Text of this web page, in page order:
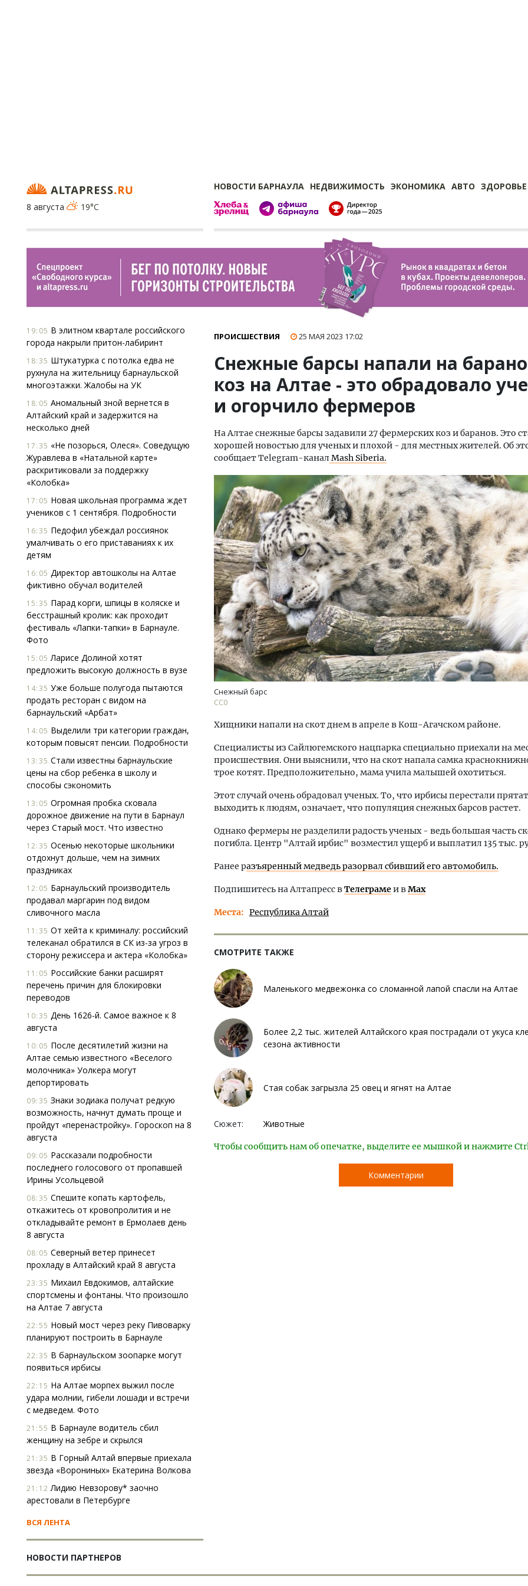
НОВОСТИ БАРНАУЛА НЕДВИЖИМОСТЬ ЭКОНОМИКА АВТО ЗДОРОВЬЕ
8 августа
19°C
19:05 В элитном квартале российского
города накрыли притон-лабиринт
18:35 Штукатурка с потолка едва не
рухнула на жительницу барнаульской
многоэтажки. Жалобы на УК
18:05 Аномальный зной вернется в
Алтайский край и задержится на
несколько дней
17:35 «Не позорься, Олеся». Соведущую
Журавлева в «Натальной карте»
раскритиковали за поддержку
«Колобка»
17:05 Новая школьная программа ждет
учеников с 1 сентября. Подробности
16:35 Педофил убеждал россиянок
умалчивать о его приставаниях к их
детям
16:05 Директор автошколы на Алтае
фиктивно обучал водителей
15:35 Парад корги, шпицы в коляске и
бесстрашный кролик: как проходит
фестиваль «Лапки-тапки» в Барнауле.
Фото
15:05 Ларисе Долиной хотят
предложить высокую должность в вузе
14:35 Уже больше полугода пытаются
продать ресторан с видом на
барнаульский «Арбат»
14:05 Выделили три категории граждан,
которым повысят пенсии. Подробности
13:35 Стали известны барнаульские
цены на сбор ребенка в школу и
способы сэкономить
13:05 Огромная пробка сковала
дорожное движение на пути в Барнаул
через Старый мост. Что известно
12:35 Осенью некоторые школьники
отдохнут дольше, чем на зимних
праздниках
12:05 Барнаульский производитель
продавал маргарин под видом
сливочного масла
11:35 От хейта к криминалу: российский
телеканал обратился в СК из-за угроз в
сторону режиссера и актера «Колобка»
11:05 Российские банки расширят
перечень причин для блокировки
переводов
10:35 День 1626-й. Самое важное к 8
августа
10:05 После десятилетий жизни на
Алтае семью известного «Веселого
молочника» Уолкера могут
депортировать
09:35 Знаки зодиака получат редкую
возможность, начнут думать проще и
пройдут «перенастройку». Гороскоп на 8
августа
09:05 Рассказали подробности
последнего голосового от пропавшей
Ирины Усольцевой
08:35 Спешите копать картофель,
откажитесь от кровопролития и не
откладывайте ремонт в Ермолаев день
8 августа
08:05 Северный ветер принесет
прохладу в Алтайский край 8 августа
23:35 Михаил Евдокимов, алтайские
спортсмены и фонтаны. Что произошло
на Алтае 7 августа
22:55 Новый мост через реку Пивоварку
планируют построить в Барнауле
22:35 В барнаульском зоопарке могут
появиться ирбисы
22:15 На Алтае морпех выжил после
удара молнии, гибели лошади и встречи
с медведем. Фото
21:55 В Барнауле водитель сбил
женщину на зебре и скрылся
21:35 В Горный Алтай впервые приехала
звезда «Ворониных» Екатерина Волкова
21:12 Лидию Невзорову* заочно
арестовали в Петербурге
ВСЯ ЛЕНТА
НОВОСТИ ПАРТНЕРОВ
ПРОИСШЕСТВИЯ 25 МАЯ 2023 17:02
Снежные барсы напали на
коз на Алтае - это обрадовало
и огорчило фермеров
На Алтае снежные барсы задавили 27 фермерских коз и баранов. Это
хорошей новостью для ученых и плохой - для местных жителей. Об
сообщает Telegram-каналMash Siberia.
Снежный барс
СС0
Хищники напали на скот днем в апреле в Кош-Агачском районе.
Специалисты из Сайлюгемского нацпарка специально приехали на
происшествия. Они выяснили, что на скот напала самка
трое котят. Предположительно, мама учила малышей охотиться.
Этот случай очень обрадовал ученых. То, что ирбисы перестали
выходить к людям, означает, что популяция снежных барсов растет.
Однако фермеры не разделили радость ученых - ведь большая часть
погибла. Центр "Алтай ирбис" возместил ущерб и выплатил 135 тыс.
Ранее разъяренный медведь разорвал сбивший его автомобиль.
Подпишитесь на Алтапресс вТелеграмеи вMax
Места Республика Алтай
СМОТРИТЕ ТАКЖЕ
Маленького медвежонка со сломанной лапой спасли на Алтае
Более 2,2 тыс. жителей Алтайского края пострадали от укуса
сезона активности
Стая собак загрызла 25 овец и ягнят на Алтае
Сюжет: Животные
Чтобы сообщить нам об опечатке, выделите ее мышкой и нажмите
Комментарии
Смелость архитектурных идей.
ЗИАС — об эстетике городов,
трендах в фасадах и развитии рынка
СТРОИТЕЛЬСТВО
Архитектурный код начинается с
земли. Мощение крупноформатными
плитами становится новым
стандартом благоустройства
СТРОИТЕЛЬСТВО
Ищем новые берега.
«Жилищной инициативы»
Гатилов — о том, как
оставаться на плаву,
штормит